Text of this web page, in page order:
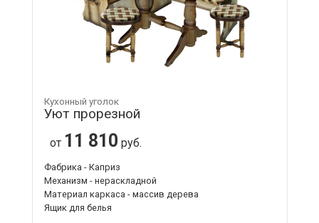
Кухонный уголок
Уют прорезной
от 11 810 руб.
Фабрика - Каприз
Механизм - нераскладной
Материал каркаса - массив дерева
Ящик для белья